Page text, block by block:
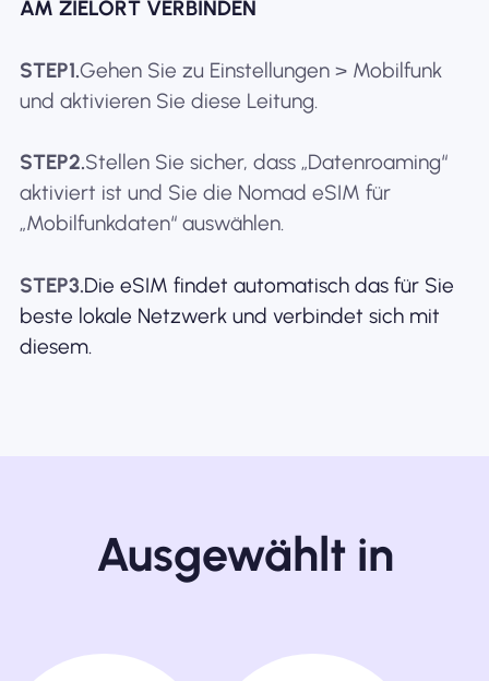
AM ZIELORT VERBINDEN
STEP1.Gehen Sie zu Einstellungen > Mobilfunk
und aktivieren Sie diese Leitung.
STEP2.Stellen Sie sicher, dass „Datenroaming“
aktiviert ist und Sie die Nomad eSIM für
„Mobilfunkdaten“ auswählen.
STEP3.Die eSIM findet automatisch das für Sie
beste lokale Netzwerk und verbindet sich mit
diesem.
Ausgewählt in